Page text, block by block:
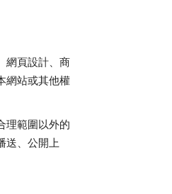
網頁設計、商
網站或其他權
理範圍以外的
送、公開上